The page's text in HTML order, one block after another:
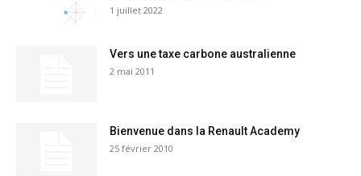
1 juillet 2022
Vers une taxe carbone australienne
2 mai 2011
Bienvenue dans la Renault Academy
25 février 2010